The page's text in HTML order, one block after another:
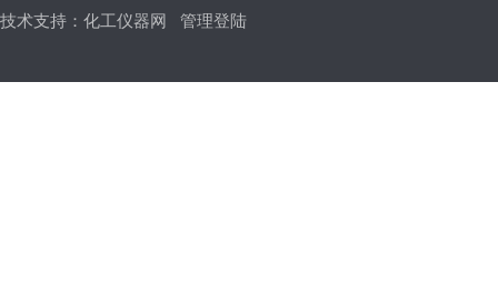
技术支持： 化工仪器网 管理登陆